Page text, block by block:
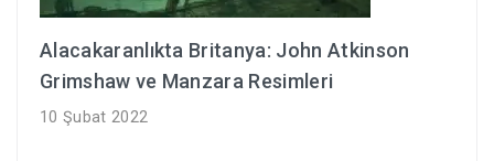
Alacakaranlıkta Britanya: John Atkinson
Grimshaw ve Manzara Resimleri
10 Şubat 2022